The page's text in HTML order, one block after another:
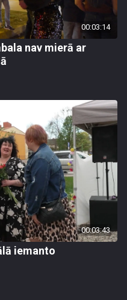
00:03:14
nav mierā ar
00:03:43
iemanto